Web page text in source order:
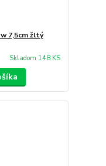
7,5cm žltý
Skladom 148 KS